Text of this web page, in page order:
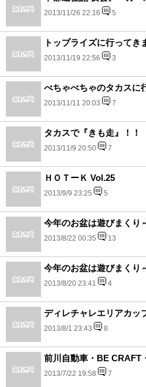
2013/11/26 22:16 5
トップライズに行ってき
2013/11/19 22:56 3
べちゃべちゃのタカスに
2013/11/11 20:03 7
タカスで『きも走』！！
2013/11/9 20:50 7
ＨＯＴーＫ Vol.25
2013/9/9 23:25 5
今年のお盆は遊びまくり
2013/8/22 00:35 13
今年のお盆は遊びまくり
2013/8/20 23:41 4
ディレチャレエリアカッ
2013/8/1 23:43 8
前川自動車・BE
2013/7/22 19:58 7